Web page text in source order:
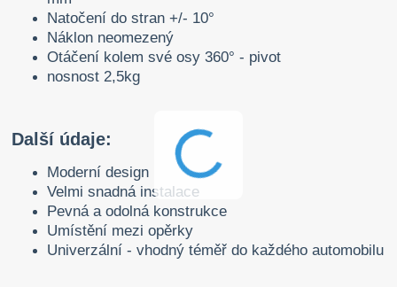
Natočení do stran +/- 10°
Náklon neomezený
Otáčení kolem své osy 360° - pivot
nosnost 2,5kg
Další údaje:
Moderní design
Velmi snadná instalace
Pevná a odolná konstrukce
Umístění mezi opěrky
Univerzální - vhodný téměř do každého automobilu